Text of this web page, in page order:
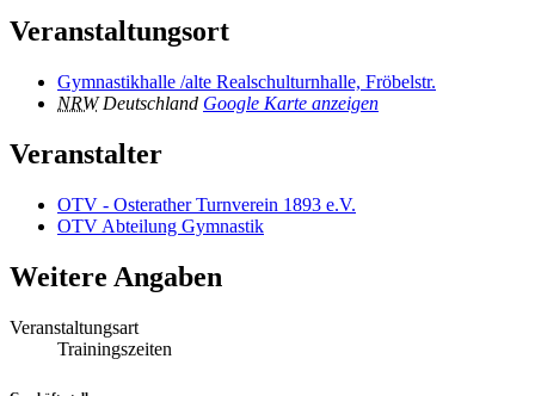
Veranstaltungsort
Gymnastikhalle /alte Realschulturnhalle, Fröbelstr.
NRW Deutschland Google Karte anzeigen
Veranstalter
OTV - Osterather Turnverein 1893 e.V.
OTV Abteilung Gymnastik
Weitere Angaben
Veranstaltungsart
Trainingszeiten